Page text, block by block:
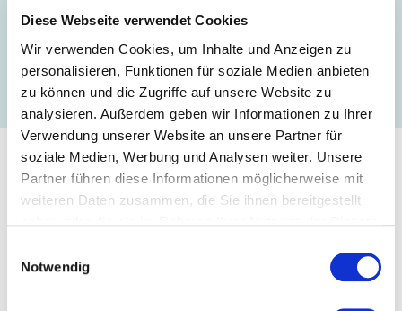
Diese Webseite verwendet Cookies
Wir verwenden Cookies, um Inhalte und Anzeigen zu
personalisieren, Funktionen für soziale Medien anbieten
zu können und die Zugriffe auf unsere Website zu
analysieren. Außerdem geben wir Informationen zu Ihrer
Verwendung unserer Website an unsere Partner für
soziale Medien, Werbung und Analysen weiter. Unsere
Partner führen diese Informationen möglicherweise mit
weiteren Daten zusammen, die Sie ihnen bereitgestellt
Notwendig
Beschäftigten muss einen Entgeltausfall von jeweils mehr
Flexible Arbeitszeitkonten werden zur Vermeidung von
Kurzarbeit komplett ausgeschöpft; Beschäftigte müssen
gegebenenfalls Minusstunden aufbauen.
Vor der Kurzarbeit ist eine
Anzeige erforderlich
Die Anzeige muss neu gestellt werden, wenn die Kurzarbeit
für mindestens drei Monate unterbrochen wurde – auch,
wenn es noch einen gültigen Bewilligungsbescheid für einen